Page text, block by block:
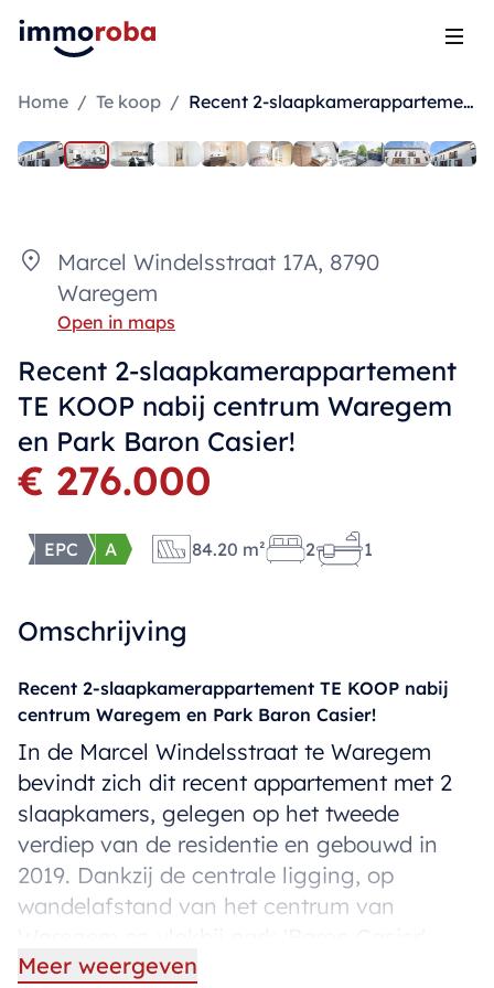
Home / Te koop / Recent 2-slaapkamerappartement TE KOOP nabij centrum Waregem en Park Baron Casier!
Marcel Windelsstraat 17A, 8790
Waregem
Open in maps
Recent 2-slaapkamerappartement
TE KOOP nabij centrum Waregem
en Park Baron Casier!
€ 276.000
EPC A 84.20 m² 2 1
Omschrijving
Recent 2-slaapkamerappartement TE KOOP nabij
centrum Waregem en Park Baron Casier!
In de Marcel Windelsstraat te Waregem
bevindt zich dit recent appartement met 2
slaapkamers, gelegen op het tweede
verdiep van de residentie en gebouwd in
2019. Dankzij de centrale ligging, op
wandelafstand van het centrum van
geniet u hier van een aangename
Meer weergeven